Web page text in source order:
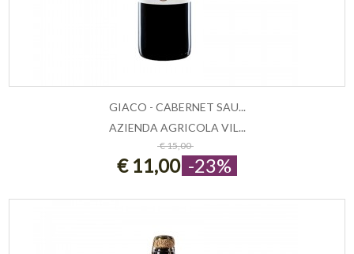
AGGIUNGI AL CARRELLO
GIACO - CABERNET SAU...
AZIENDA AGRICOLA VIL...
€ 15,00
€ 11,00 -23%